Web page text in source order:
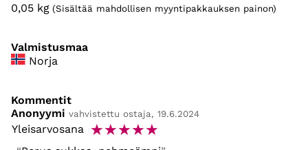
0,05 kg (Sisältää mahdollisen myyntipakkauksen painon)
Valmistusmaa
Norja
Kommentit
Anonyymi vahvistettu ostaja, 19.6.2024
Yleisarvosana ☆☆☆☆☆